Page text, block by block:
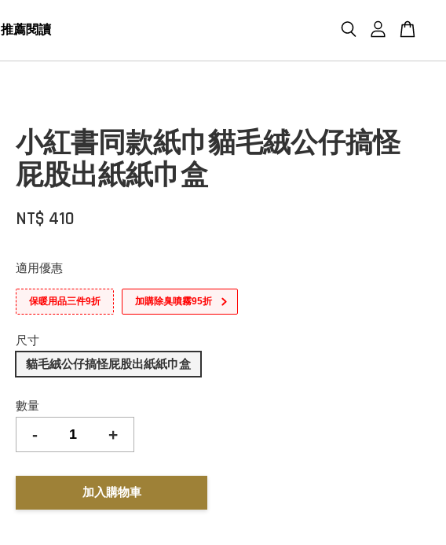
推薦閱讀
小紅書同款紙巾貓毛絨公仔搞怪
屁股出紙紙巾盒
NT$ 410
適用優惠
保暖用品三件9折 加購除臭噴霧95折
尺寸
貓毛絨公仔搞怪屁股出紙紙巾盒
數量
- +
加入購物車